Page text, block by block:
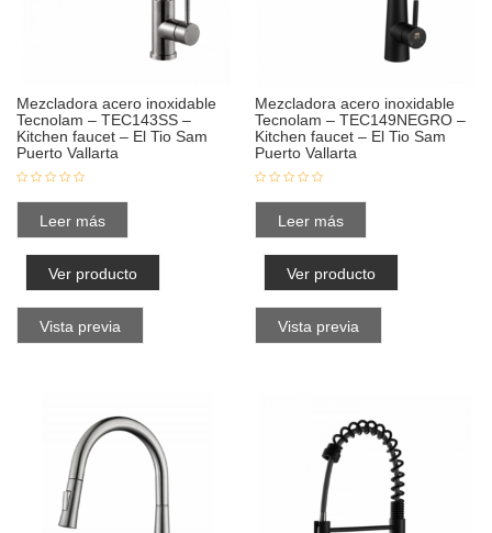
Mezcladora acero inoxidable
Tecnolam – TEC143SS –
Kitchen faucet – El Tio Sam
Puerto Vallarta
Leer más
Ver producto
Vista previa
Mezcladora acero inoxidable
Tecnolam – TEC149NEGRO –
Kitchen faucet – El Tio Sam
Puerto Vallarta
Leer más
Ver producto
Vista previa